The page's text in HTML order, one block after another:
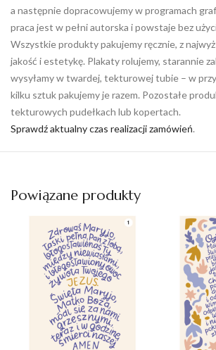
a następnie dopracowujemy w programach
praca jest w pełni autorska i powstaje bez
Wszystkie produkty pakujemy ręcznie, z
jakość i estetykę. Plakaty rolujemy, starannie
wysyłamy w twardej, tekturowej tubie – w
kilku sztuk pakujemy je razem. Pozostałe
tekturowych pudełkach lub kopertach.
Sprawdź aktualny czas realizacji zamówień.
Powiązane produkty